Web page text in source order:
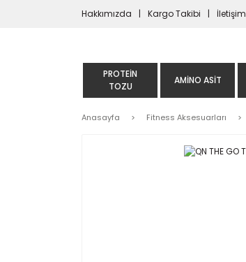
Hakkımızda Kargo Takibi İletişim
PROTEIN
TOZU
AMINO ASIT
Anasayfa Fitness Aksesuarları